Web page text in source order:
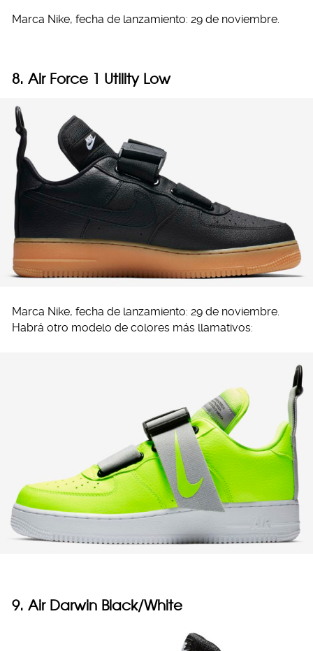
Marca Nike, fecha de lanzamiento: 29 de noviembre.
8. Air Force 1 Utility Low
Marca Nike, fecha de lanzamiento: 29 de noviembre.
Habrá otro modelo de colores más llamativos:
9. Air Darwin Black/White